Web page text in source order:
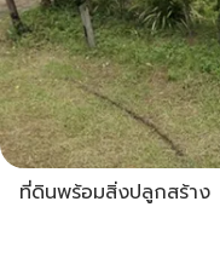
ที่ดินพร้อมสิ่งปลูกสร้าง